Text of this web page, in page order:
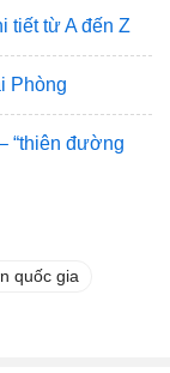
tiết từ A đến Z
Phòng
“thiên đường
quốc gia